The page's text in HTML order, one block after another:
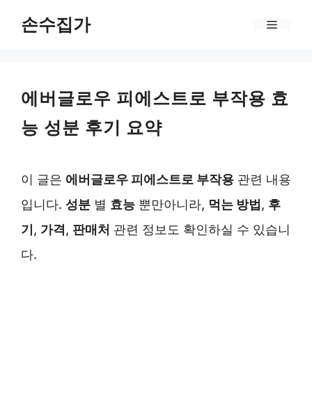
손수집가 Menu
에버글로우 피에스트로 부작용 효
능 성분 후기 요약
이 글은 에버글로우 피에스트로 부작용 관련 내용
입니다. 성분 별 효능 뿐만아니라, 먹는 방법 , 후
기 , 가격 , 판매처 관련 정보도 확인하실 수 있습니
다.